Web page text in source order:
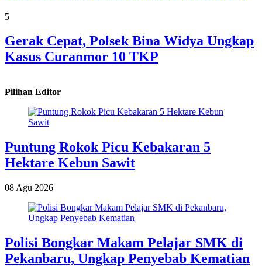
5
Gerak Cepat, Polsek Bina Widya Ungkap
Kasus Curanmor 10 TKP
Pilihan Editor
Puntung Rokok Picu Kebakaran 5
Hektare Kebun Sawit
08 Agu 2026
Polisi Bongkar Makam Pelajar SMK di
Pekanbaru, Ungkap Penyebab Kematian